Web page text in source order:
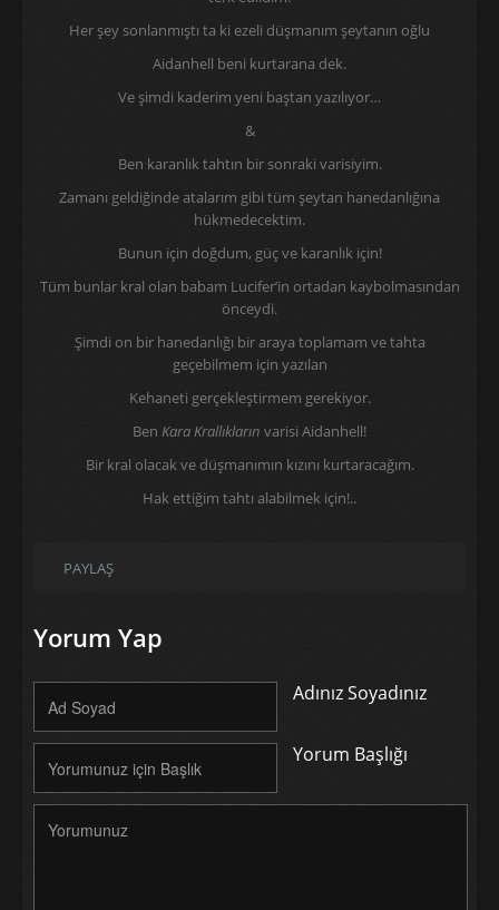
Her şey sonlanmıştı ta ki ezeli düşmanım şeytanın oğlu
Aidanhell beni kurtarana dek.
Ve şimdi kaderim yeni baştan yazılıyor…
&
Ben karanlık tahtın bir sonraki varisiyim.
Zamanı geldiğinde atalarım gibi tüm şeytan hanedanlığına
hükmedecektim.
Bunun için doğdum, güç ve karanlık için!
Tüm bunlar kral olan babam Lucifer’in ortadan kaybolmasından
önceydi.
Şimdi on bir hanedanlığı bir araya toplamam ve tahta
geçebilmem için yazılan
Kehaneti gerçekleştirmem gerekiyor.
Ben Kara Krallıkların varisi Aidanhell!
Bir kral olacak ve düşmanımın kızını kurtaracağım.
Hak ettiğim tahtı alabilmek için!..
PAYLAŞ
Yorum Yap
Adınız Soyadınız
Yorum Başlığı